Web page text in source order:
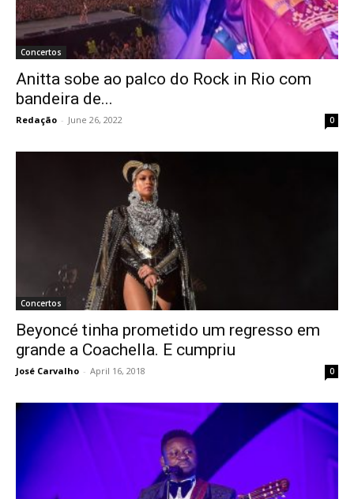
Concertos
Anitta sobe ao palco do Rock in Rio com
bandeira de...
Redação - June 26, 2022 0
Concertos
Beyoncé tinha prometido um regresso em
grande a Coachella. E cumpriu
José Carvalho - April 16, 2018 0